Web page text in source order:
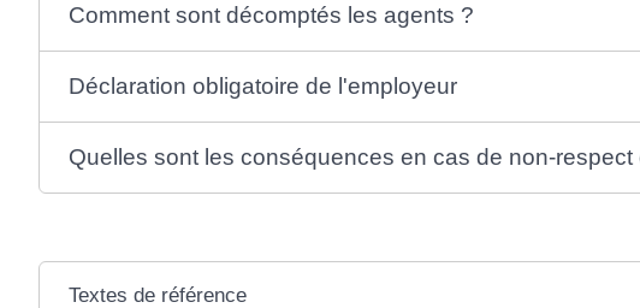
Comment sont décomptés les agents ?
Déclaration obligatoire de l'employeur
Quelles sont les conséquences en cas de non-
Textes de référence